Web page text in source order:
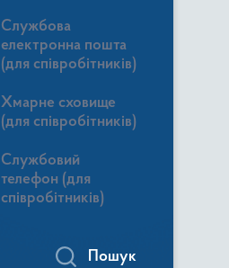
Службова
електронна пошта
(для співробітників)
Хмарне сховище
(для співробітників)
Службовий
телефон (для
співробітників)
Пошук